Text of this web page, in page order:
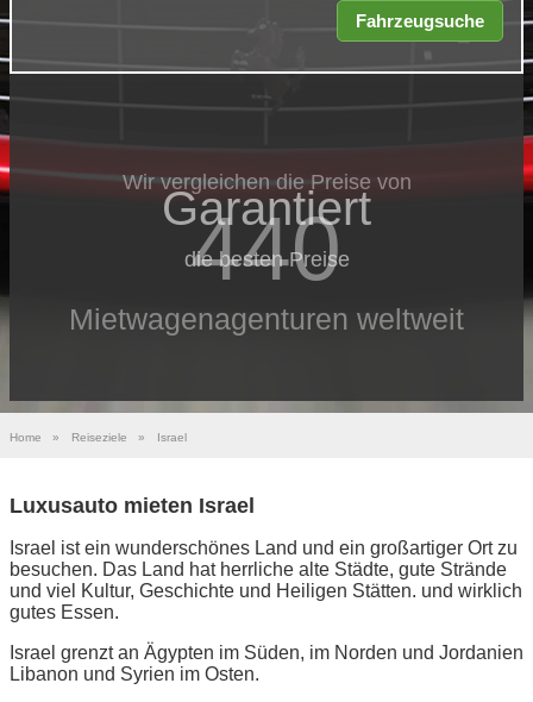
Wir vergleichen die Preise von
440
Mietwagenagenturen weltweit
Garantiert
die besten Preise
Home » Reiseziele » Israel
Luxusauto mieten Israel
Israel ist ein wunderschönes Land und ein großartiger Ort zu
besuchen. Das Land hat herrliche alte Städte, gute Strände
und viel Kultur, Geschichte und Heiligen Stätten. und wirklich
gutes Essen.
Israel grenzt an Ägypten im Süden, im Norden und Jordanien
Libanon und Syrien im Osten.